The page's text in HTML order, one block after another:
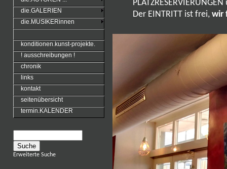
die.GALERIEN
die.MUSIKERinnen
konditionen.kunst-projekte.
! ausschreibungen !
chronik
links
kontakt
seitenübersicht
termin.KALENDER
Erweiterte Suche
Der EINTRITT ist frei, wir